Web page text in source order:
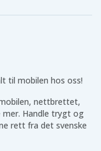
til mobilen hos oss!
nettbrettet,
Handle trygt og
rett fra det svenske